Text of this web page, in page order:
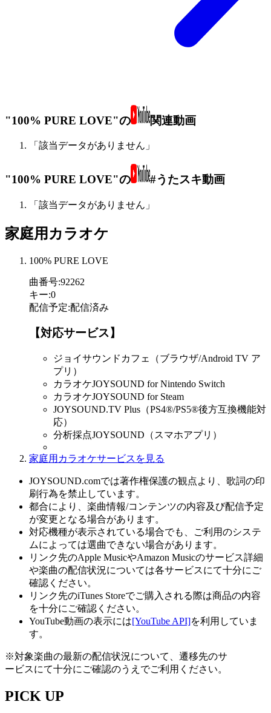
"100% PURE LOVE"の 関連動画
「該当データがありません」
"100% PURE LOVE"の #うたスキ動画
「該当データがありません」
家庭用カラオケ
100% PURE LOVE
曲番号:92262
キー:0
配信予定:配信済み
【対応サービス】
ジョイサウンドカフェ（ブラウザ/Android TV ア
プリ）
カラオケJOYSOUND for Nintendo Switch
カラオケJOYSOUND for Steam
JOYSOUND.TV Plus（PS4®/PS5®後方互換機能対
応）
分析採点JOYSOUND（スマホアプリ）
家庭用カラオケサービスを見る
JOYSOUND.comでは著作権保護の観点より、歌詞の印
刷行為を禁止しています。
都合により、楽曲情報/コンテンツの内容及び配信予定
が変更となる場合があります。
対応機種が表示されている場合でも、ご利用のシステ
ムによっては選曲できない場合があります。
リンク先のApple MusicやAmazon Musicのサービス詳細
や楽曲の配信状況については各サービスにて十分にご
確認ください。
リンク先のiTunes Storeでご購入される際は商品の内容
を十分にご確認ください。
YouTube動画の表示には[YouTube API]を利用していま
す。
※対象楽曲の最新の配信状況について、遷移先のサ
ービスにて十分にご確認のうえでご利用ください。
PICK UP